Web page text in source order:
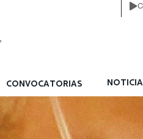
CONVOCATORIAS